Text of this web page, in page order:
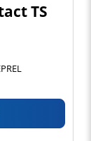
TS